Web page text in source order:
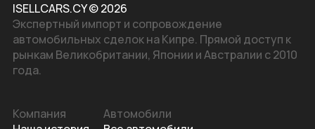
ISELLCARS.CY © 2026
Экспертный импорт и сопровождение
автомобильных сделок на Кипре. Прямой доступ к
рынкам Великобритании, Японии и Австралии с 2010
года.
Компания
Автомобили